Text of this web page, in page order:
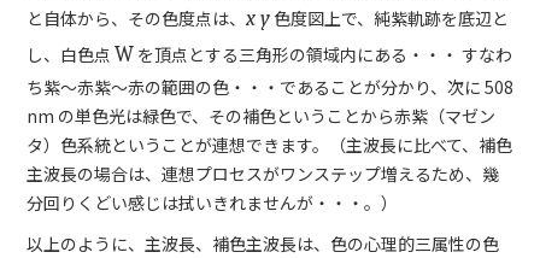
と自体から、その色度点は、 x y 色度図上で、純紫軌跡を底辺と
し、白色点 W を頂点とする三角形の領域内にある・・・ すなわ
ち紫～赤紫～赤の範囲の色・・・であることが分かり、次に 508
nm の単色光は緑色で、その補色ということから赤紫（マゼン
タ）色系統ということが連想できます。（主波長に比べて、補色
主波長の場合は、連想プロセスがワンステップ増えるため、幾
分回りくどい感じは拭いきれませんが・・・。）
以上のように、主波長、補色主波長は、色の心理的三属性の色